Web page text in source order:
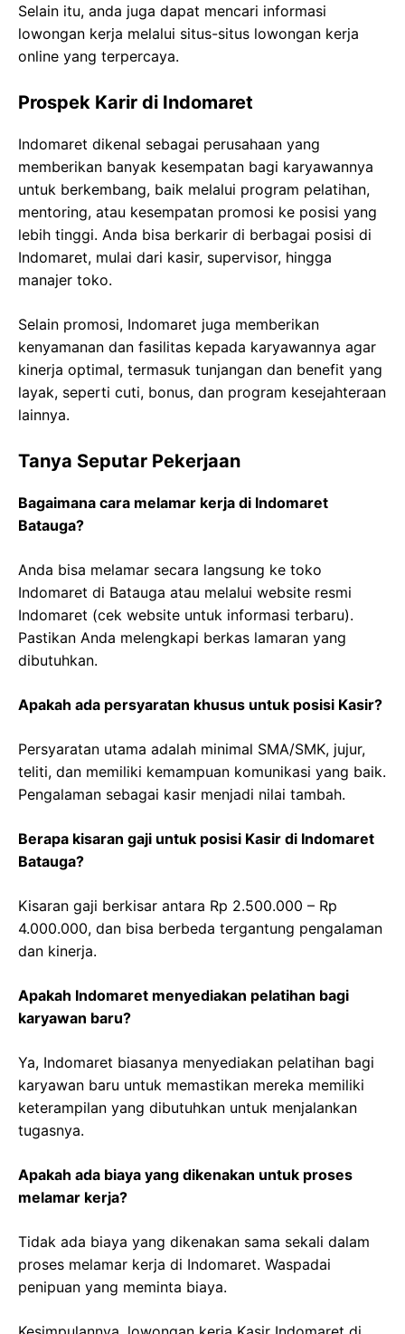
Selain itu, anda juga dapat mencari informasi
lowongan kerja melalui situs-situs lowongan kerja
online yang terpercaya.
Prospek Karir di Indomaret
Indomaret dikenal sebagai perusahaan yang
memberikan banyak kesempatan bagi karyawannya
untuk berkembang, baik melalui program pelatihan,
mentoring, atau kesempatan promosi ke posisi yang
lebih tinggi. Anda bisa berkarir di berbagai posisi di
Indomaret, mulai dari kasir, supervisor, hingga
manajer toko.
Selain promosi, Indomaret juga memberikan
kenyamanan dan fasilitas kepada karyawannya agar
kinerja optimal, termasuk tunjangan dan benefit yang
layak, seperti cuti, bonus, dan program kesejahteraan
lainnya.
Tanya Seputar Pekerjaan
Bagaimana cara melamar kerja di Indomaret
Batauga?
Anda bisa melamar secara langsung ke toko
Indomaret di Batauga atau melalui website resmi
Indomaret (cek website untuk informasi terbaru).
Pastikan Anda melengkapi berkas lamaran yang
dibutuhkan.
Apakah ada persyaratan khusus untuk posisi Kasir?
Persyaratan utama adalah minimal SMA/SMK, jujur,
teliti, dan memiliki kemampuan komunikasi yang baik.
Pengalaman sebagai kasir menjadi nilai tambah.
Berapa kisaran gaji untuk posisi Kasir di Indomaret
Batauga?
Kisaran gaji berkisar antara Rp 2.500.000 – Rp
4.000.000, dan bisa berbeda tergantung pengalaman
dan kinerja.
Apakah Indomaret menyediakan pelatihan bagi
karyawan baru?
Ya, Indomaret biasanya menyediakan pelatihan bagi
karyawan baru untuk memastikan mereka memiliki
keterampilan yang dibutuhkan untuk menjalankan
tugasnya.
Apakah ada biaya yang dikenakan untuk proses
melamar kerja?
Tidak ada biaya yang dikenakan sama sekali dalam
proses melamar kerja di Indomaret. Waspadai
penipuan yang meminta biaya.